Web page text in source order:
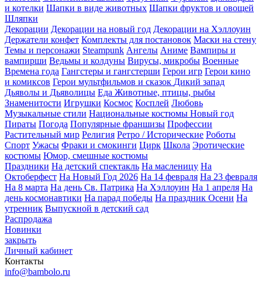
и котелки Шапки в виде животных Шапки фруктов и овощей
Шляпки
Декорации Декорации на новый год Декорации на Хэллоуин
Держатели конфет Комплекты для постановок Маски на стену
Темы и персонажи Steampunk Ангелы Аниме Вампиры и
вампирши Ведьмы и колдуны Вирусы, микробы Военные
Времена года Гангстеры и гангстерши Герои игр Герои кино
и комиксов Герои мультфильмов и сказок Дикий запад
Дьяволы и Дьяволицы Еда Животные, птицы, рыбы
Знаменитости Игрушки Космос Косплей Любовь
Музыкальные стили Национальные костюмы Новый год
Пираты Погода Популярные франшизы Профессии
Растительный мир Религия Ретро / Исторические Роботы
Спорт Ужасы Фраки и смокинги Цирк Школа Эротические
костюмы Юмор, смешные костюмы
Праздники На детский спектакль На масленицу На
Октоберфест На Новый Год 2026 На 14 февраля На 23 февраля
На 8 марта На день Св. Патрика На Хэллоуин На 1 апреля На
день космонавтики На парад победы На праздник Осени На
утренник Выпускной в детский сад
Распродажа
Новинки
закрыть
Личный кабинет
Контакты
info@bambolo.ru